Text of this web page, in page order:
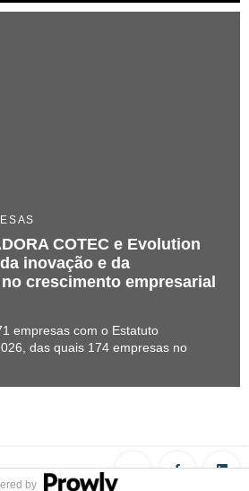
COTEC e Evolution
inovação e da
crescimento empresarial
empresas com o Estatuto
das quais 174 empresas no
by